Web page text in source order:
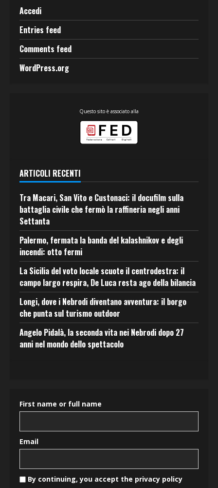
Accedi
Entries feed
Comments feed
WordPress.org
Questo sito è associato alla
ARTICOLI RECENTI
Tra Macari, San Vito e Custonaci: il docufilm sulla
battaglia civile che fermò la raffineria negli anni
Settanta
Palermo, fermata la banda del kalashnikov e degli
incendi: otto fermi
La Sicilia del voto locale scuote il centrodestra: il
campo largo respira, De Luca resta ago della bilancia
Longi, dove i Nebrodi diventano avventura: il borgo
che punta sul turismo outdoor
Angelo Pidalà, la seconda vita nei Nebrodi dopo 27
anni nel mondo dello spettacolo
First name or full name
Email
By continuing, you accept the privacy policy